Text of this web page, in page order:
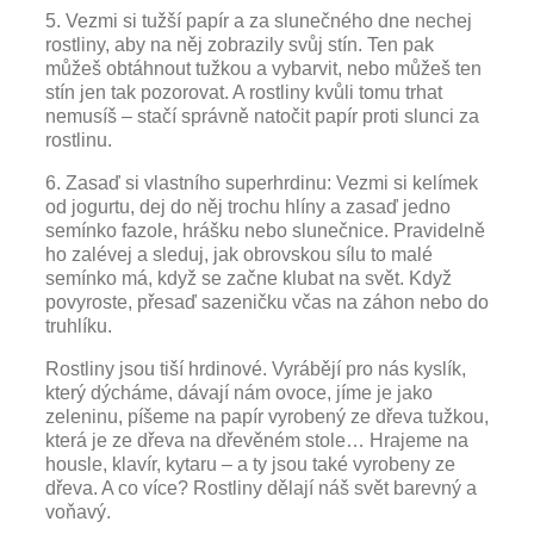
5. Vezmi si tužší papír a za slunečného dne nechej
rostliny, aby na něj zobrazily svůj stín. Ten pak
můžeš obtáhnout tužkou a vybarvit, nebo můžeš ten
stín jen tak pozorovat. A rostliny kvůli tomu trhat
nemusíš – stačí správně natočit papír proti slunci za
rostlinu.
6. Zasaď si vlastního superhrdinu: Vezmi si kelímek
od jogurtu, dej do něj trochu hlíny a zasaď jedno
semínko fazole, hrášku nebo slunečnice. Pravidelně
ho zalévej a sleduj, jak obrovskou sílu to malé
semínko má, když se začne klubat na svět. Když
povyroste, přesaď sazeničku včas na záhon nebo do
truhlíku.
Rostliny jsou tiší hrdinové. Vyrábějí pro nás kyslík,
který dýcháme, dávají nám ovoce, jíme je jako
zeleninu, píšeme na papír vyrobený ze dřeva tužkou,
která je ze dřeva na dřevěném stole… Hrajeme na
housle, klavír, kytaru – a ty jsou také vyrobeny ze
dřeva. A co více? Rostliny dělají náš svět barevný a
voňavý.